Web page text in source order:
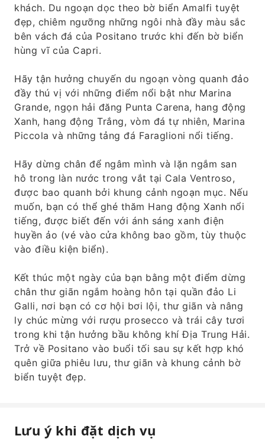
khách. Du ngoạn dọc theo bờ biển Amalfi tuyệt
đẹp, chiêm ngưỡng những ngôi nhà đầy màu sắc
bên vách đá của Positano trước khi đến bờ biển
hùng vĩ của Capri.
Hãy tận hưởng chuyến du ngoạn vòng quanh đảo
đầy thú vị với những điểm nổi bật như Marina
Grande, ngọn hải đăng Punta Carena, hang động
Xanh, hang động Trắng, vòm đá tự nhiên, Marina
Piccola và những tảng đá Faraglioni nổi tiếng.
Hãy dừng chân để ngâm mình và lặn ngắm san
hô trong làn nước trong vắt tại Cala Ventroso,
được bao quanh bởi khung cảnh ngoạn mục. Nếu
muốn, bạn có thể ghé thăm Hang động Xanh nổi
tiếng, được biết đến với ánh sáng xanh điện
huyền ảo (vé vào cửa không bao gồm, tùy thuộc
vào điều kiện biển).
Kết thúc một ngày của bạn bằng một điểm dừng
chân thư giãn ngắm hoàng hôn tại quần đảo Li
Galli, nơi bạn có cơ hội bơi lội, thư giãn và nâng
ly chúc mừng với rượu prosecco và trái cây tươi
trong khi tận hưởng bầu không khí Địa Trung Hải.
Trở về Positano vào buổi tối sau sự kết hợp khó
quên giữa phiêu lưu, thư giãn và khung cảnh bờ
biển tuyệt đẹp.
Lưu ý khi đặt dịch vụ